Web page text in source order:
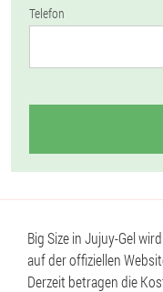
Telefon
Big Size in Jujuy-Gel
auf der offiziellen
Derzeit betragen die